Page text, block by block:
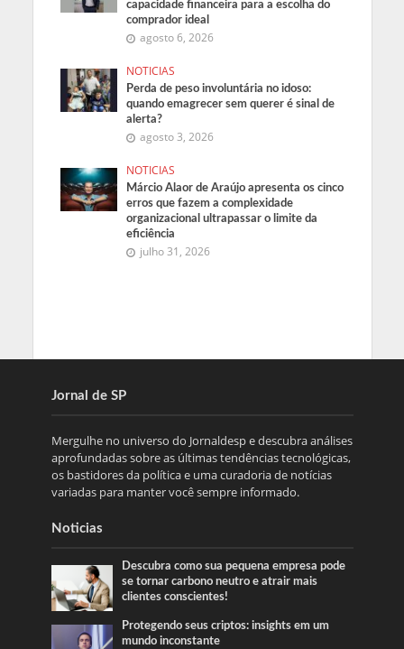
capacidade financeira para a escolha do
comprador ideal
agosto 6, 2026
NOTICIAS
Perda de peso involuntária no idoso:
quando emagrecer sem querer é sinal de
alerta?
agosto 3, 2026
NOTICIAS
Márcio Alaor de Araújo apresenta os cinco
erros que fazem a complexidade
organizacional ultrapassar o limite da
eficiência
julho 31, 2026
Jornal de SP
Mergulhe no universo do Jornaldesp e descubra análises
aprofundadas sobre as últimas tendências tecnológicas,
os bastidores da política e uma curadoria de notícias
variadas para manter você sempre informado.
Noticias
Descubra como sua pequena empresa pode
se tornar carbono neutro e atrair mais
clientes conscientes!
Protegendo seus criptos: insights em um
mundo inconstante